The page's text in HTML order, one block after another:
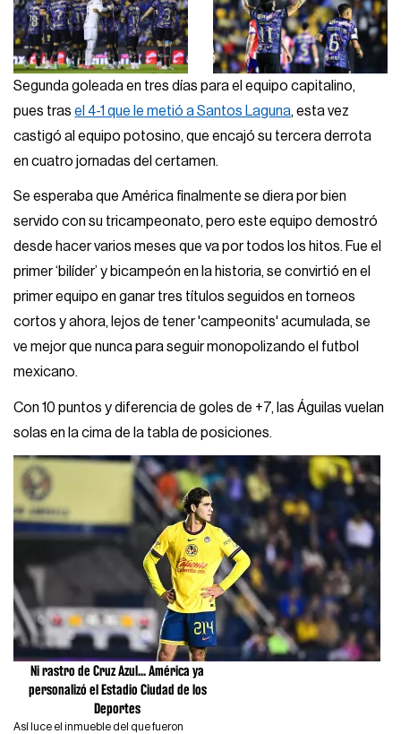
Segunda goleada en tres días para el equipo capitalino,
pues trasel 4-1 que le metió a Santos Laguna, esta vez
castigó al equipo potosino, que encajó su tercera derrota
en cuatro jornadas del certamen.
Se esperaba que América finalmente se diera por bien
servido con su tricampeonato, pero este equipo demostró
desde hacer varios meses que va por todos los hitos. Fue el
primer ‘bilíder’ y bicampeón en la historia, se convirtió en el
primer equipo en ganar tres títulos seguidos en torneos
cortos y ahora, lejos de tener 'campeonits' acumulada, se
ve mejor que nunca para seguir monopolizando el futbol
mexicano.
Con 10 puntos y diferencia de goles de +7, las Águilas vuelan
solas en la cima de la tabla de posiciones.
Ni rastro de Cruz Azul... América ya
personalizó el Estadio Ciudad de los
Deportes
Así luce el inmueble del que fueron